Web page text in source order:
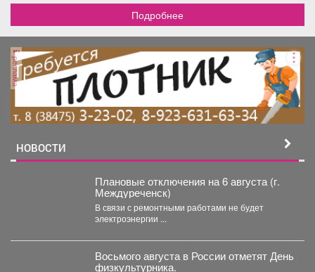
Подробнее
реклама
НОВОСТИ
Плановые отключения на 6 августа (г.
Междуреченск)
В связи с ремонтными работами не будет
электроэнергии ...
Восьмого августа в России отметят День
физкультурника.